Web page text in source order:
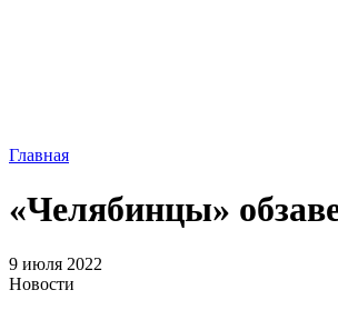
Главная
«Челябинцы»
9 июля 2022
Новости